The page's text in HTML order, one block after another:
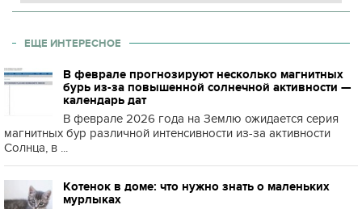
ЕЩЕ ИНТЕРЕСНОЕ
В феврале прогнозируют несколько магнитных
бурь из-за повышенной солнечной активности —
календарь дат
В феврале 2026 года на Землю ожидается серия
магнитных бур различной интенсивности из-за активности
Солнца, в ...
Котенок в доме: что нужно знать о маленьких
мурлыках